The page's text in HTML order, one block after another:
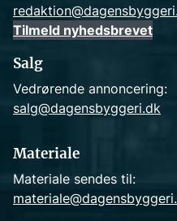
Tilmeld nyhedsbrevet
Salg
Vedrørende annoncering:
salg@dagensbyggeri.dk
Materiale
Materiale sendes til: